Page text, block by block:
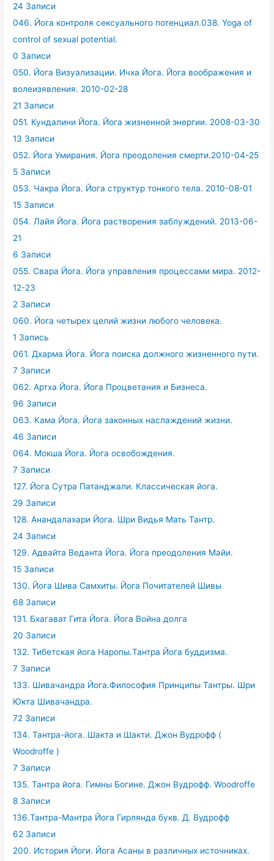
24 Записи
046. Йога контроля сексуального потенциал.038. Yoga of
control of sexual potential.
0 Записи
050. Йога Визуализации. Ичха Йога. Йога воображения и
волеизявления. 2010-02-28
21 Записи
051. Кундалини Йога. Йога жизненной энергии. 2008-03-30
13 Записи
052. Йога Умирания. Йога преодоления смерти.2010-04-25
5 Записи
053. Чакра Йога. Йога структур тонкого тела. 2010-08-01
15 Записи
054. Лайя Йога. Йога растворения заблуждений. 2013-06-
21
6 Записи
055. Свара Йога. Йога управления процессами мира. 2012-
12-23
2 Записи
060. Йога четырех целий жизни любого человека.
1 Запись
061. Дхарма Йога. Йога поиска должного жизненного пути.
7 Записи
062. Артха Йога. Йога Процветания и Бизнеса.
96 Записи
063. Кама Йога. Йога законных наслаждений жизни.
46 Записи
064. Мокша Йога. Йога освобождения.
7 Записи
127. Йога Сутра Патанджали. Классическая йога.
29 Записи
128. Анандалахари Йога. Шри Видья Мать Тантр.
24 Записи
129. Адвайта Веданта Йога. Йога преодоления Майи.
15 Записи
130. Йога Шива Самхиты. Йога Почитателей Шивы
68 Записи
131. Бхагават Гита Йога. Йога Война долга
20 Записи
132. Тибетская йога Наропы.Тантра Йога буддизма.
7 Записи
133. Шивачандра Йога.Философия Принципы Тантры. Шри
Юкта Шивачандра.
72 Записи
134. Тантра-йога. Шакта и Шакти. Джон Вудрофф (
Woodroffe )
7 Записи
135. Тантра йога. Гимны Богине. Джон Вудрофф. Woodroffe
8 Записи
136.Тантра-Мантра Йога Гирлянда букв. Д. Вудрофф
62 Записи
200. История Йоги. Йога Асаны в различных источниках.